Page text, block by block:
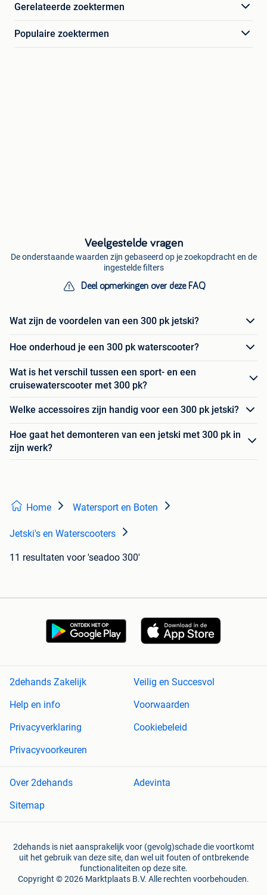
Gerelateerde zoektermen
Populaire zoektermen
Veelgestelde vragen
De onderstaande waarden zijn gebaseerd op je zoekopdracht en de
ingestelde filters
Deel opmerkingen over deze FAQ
Wat zijn de voordelen van een 300 pk jetski?
Hoe onderhoud je een 300 pk waterscooter?
Wat is het verschil tussen een sport- en een
cruisewaterscooter met 300 pk?
Welke accessoires zijn handig voor een 300 pk jetski?
Hoe gaat het demonteren van een jetski met 300 pk in
zijn werk?
Home Watersport en Boten
Jetski's en Waterscooters
11 resultaten voor 'seadoo 300'
2dehands Zakelijk
Veilig en Succesvol
Help en info
Voorwaarden
Privacyverklaring
Cookiebeleid
Privacyvoorkeuren
Over 2dehands
Adevinta
Sitemap
2dehands is niet aansprakelijk voor (gevolg)schade die voortkomt
uit het gebruik van deze site, dan wel uit fouten of ontbrekende
functionaliteiten op deze site.
Copyright © 2026 Marktplaats B.V. Alle rechten voorbehouden.